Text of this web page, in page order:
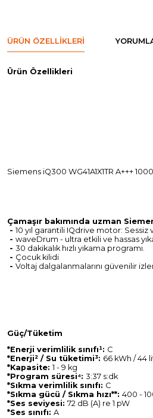
ÜRÜN ÖZELLIKLERI
Ürün Özellikleri
Siemens iQ300 WG41A1X1TR A+++
Çamaşır bakımında uzman
- 10 yıl garantili IQdrive motor:
- waveDrum - ultra etkili ve hassas
- 30 dakikalık hızlı yıkama programı.
- Çocuk kilidi
- Voltaj dalgalanmalarını güvenilir
Güç/Tüketim
*Enerji verimlilik sınıfı¹: C
*Enerji² / Su tüketimi³: 66 kWh / 44
*Kapasite: 1 - 9 kg
*Program süresi⁴: 3:37 s:dk
*Sıkma verimlilik sınıfı: C
*Sıkma gücü / Sıkma hızı**: 400 -
*Ses seviyesi: 72 dB (A) re 1 pW
*Ses sınıfı: A